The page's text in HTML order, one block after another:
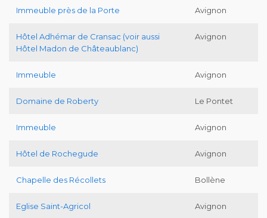
Immeuble près de la Porte Avignon
Hôtel Adhémar de Cransac (voir aussi
Hôtel Madon de Châteaublanc)
Avignon
Immeuble Avignon
Domaine de Roberty Le Pontet
Immeuble Avignon
Hôtel de Rochegude Avignon
Chapelle des Récollets Bollène
Eglise Saint-Agricol Avignon